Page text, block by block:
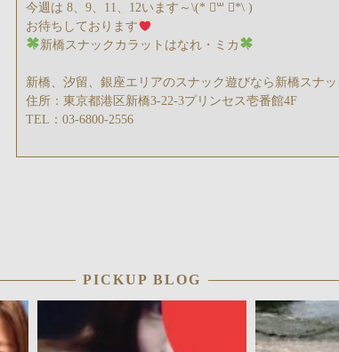
今週は 8、9、11、12います～\(* ॑꒳ ॑*\ )
お待ちしております
新橋スナックカラットはなれ・ミカ
新橋、汐留、銀座エリアのスナック遊びなら新橋スナッ
住所：東京都港区新橋3‐22‐3プリンセス壱番館4F
TEL：03‐6800‐2556
PICKUP BLOG